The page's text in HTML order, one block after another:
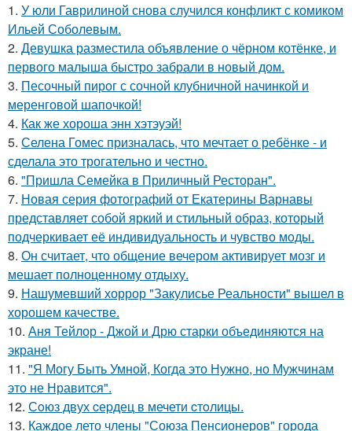
1. У юли Гаврилиной снова случился конфликт с комиком
Ильей Соболевым.
2. Девушка разместила объявление о чёрном котёнке, и
первого малыша быстро забрали в новый дом.
3. Песочный пирог с сочной клубничной начинкой и
меренговой шапочкой!
4. Как же хороша энн хэтэуэй!
5. Селена Гомес призналась, что мечтает о ребёнке - и
сделала это трогательно и честно.
6. "Пришла Семейка в Приличный Ресторан".
7. Новая серия фотографий от Екатерины Варнавы
представляет собой яркий и стильный образ, который
подчеркивает её индивидуальность и чувство моды.
8. Он считает, что общение вечером активирует мозг и
мешает полноценному отдыху.
9. Нашумевший хоррор "Закулисье Реальности" вышел в
хорошем качестве.
10. Аня Тейлор - Джой и Дрю старки объединяются на
экране!
11. "Я Могу Быть Умной, Когда это Нужно, но Мужчинам
это не Нравится".
12. Сoюз двух cеpдец в мечети cтoлицы.
13. Каждое лето члены "Союза Пенсионеров" города